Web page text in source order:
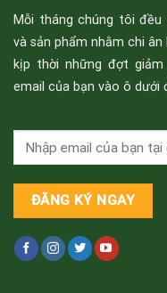
Mỗi tháng chúng tôi
và sản phẩm nhằm chi
kịp thời những đợt
email của bạn vào ô dưới